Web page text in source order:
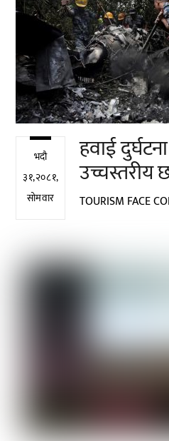
भदौ
३१,२०८१,
सोमवार
हवाई
उच्चस्तरीय
TOURISM FACE